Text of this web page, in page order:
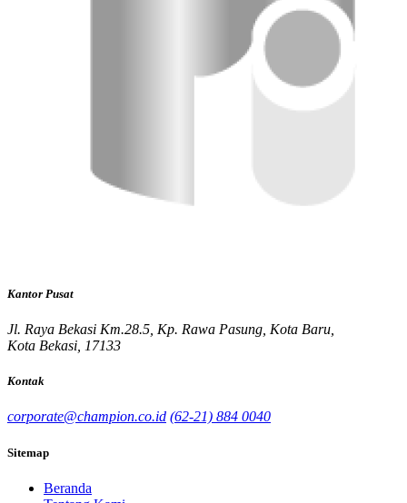
Kantor Pusat
Jl. Raya Bekasi Km.28.5, Kp. Rawa Pasung, Kota Baru,
Kota Bekasi, 17133
Kontak
corporate@champion.co.id (62-21) 884 0040
Sitemap
Beranda